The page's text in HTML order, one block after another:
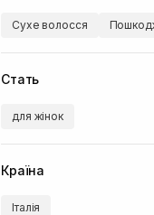
Сухе волосся
Стать
для жінок
Країна
Італія